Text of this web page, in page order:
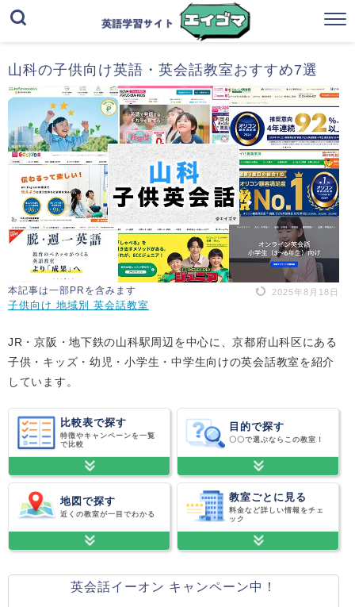
山科の子供向け英語・英会話教室おすすめ7選
本記事は一部PRを含みます 2025年8月18日
子供向け 地域別 英会話教室
JR・京阪・地下鉄の山科駅周辺を中心に、京都府山科区にある
子供・キッズ・幼児・小学生・中学生向けの英会話教室を紹介
しています。
比較表で探す
特徴やキャンペーンを一覧
で比較
目的で探す
〇〇で選ぶならこの教室！
地図で探す
近くの教室が一目でわかる
教室ごとに見る
料金など詳しい情報をチェ
ック
英会話イーオン キャンペーン中！